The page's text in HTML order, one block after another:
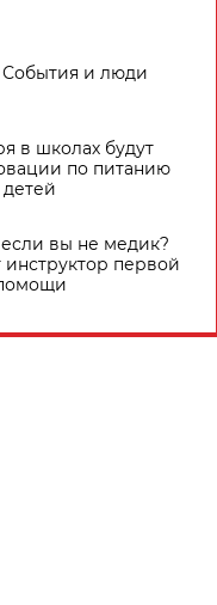
События и люди
в школах будут
по питанию
детей
если вы не медик?
инструктор первой